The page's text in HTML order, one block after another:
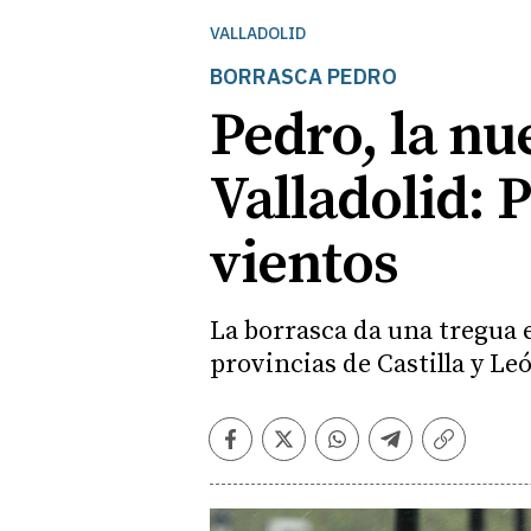
VALLADOLID
BORRASCA PEDRO
Pedro, la
Valladolid:
vientos
La borrasca da una
provincias de Castilla y
Facebook
TwitterWhatsapp
Telegram
Copiar